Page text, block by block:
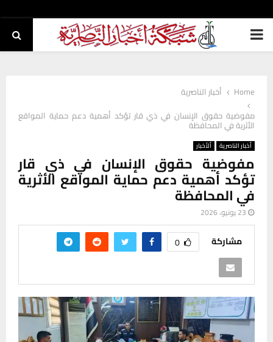
PRIMARY
Home
أخبار الناصرية
مفوضية حقوق الإنسان في ذي قار تؤكد أهمية دعم حماية المواقع
الأثرية في المحافظة
أخبار الناصرية ألأخبار
مفوضية حقوق الإنسان في ذي قار
تؤكد أهمية دعم حماية المواقع الأثرية
في المحافظة
23 يونيو، 2026
مشاركة 0